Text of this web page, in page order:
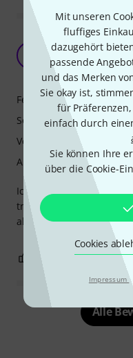
Mit unseren
fluffiges
dazugehört
passende
und das Merken
Sie okay ist,
für
einfach durch
Sie können Ihre
über die Cookie-
Cookies
Impressum
Solides
Fortgeschrittene
Ich bin sehr zufrieden
trotz regelgerechtem
aber durch Antikondens
Features
Sound
Verarbeitung
Ansprache
0
Alle